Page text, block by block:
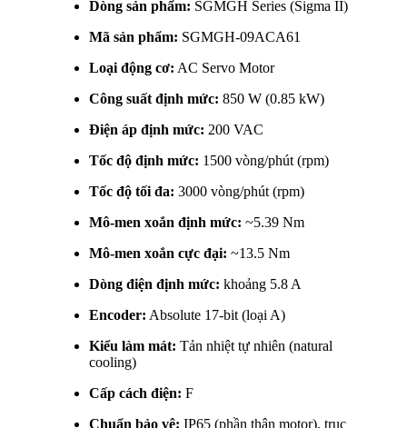
Dòng sản phẩm: SGMGH Series (Sigma II)
Mã sản phẩm: SGMGH-09ACA61
Loại động cơ: AC Servo Motor
Công suất định mức: 850 W (0.85 kW)
Điện áp định mức: 200 VAC
Tốc độ định mức: 1500 vòng/phút (rpm)
Tốc độ tối đa: 3000 vòng/phút (rpm)
Mô-men xoắn định mức: ~5.39 Nm
Mô-men xoắn cực đại: ~13.5 Nm
Dòng điện định mức: khoảng 5.8 A
Encoder: Absolute 17-bit (loại A)
Kiểu làm mát: Tản nhiệt tự nhiên (natural
cooling)
Cấp cách điện: F
Chuẩn bảo vệ: IP65 (phần thân motor), trục